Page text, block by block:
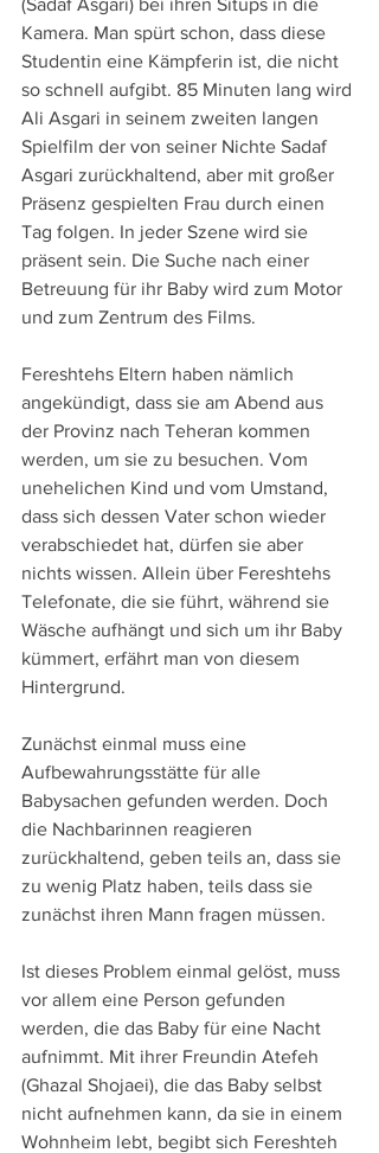
(Sadaf Asgari) bei ihren Situps in die
Kamera. Man spürt schon, dass diese
Studentin eine Kämpferin ist, die nicht
so schnell aufgibt. 85 Minuten lang wird
Ali Asgari in seinem zweiten langen
Spielfilm der von seiner Nichte Sadaf
Asgari zurückhaltend, aber mit großer
Präsenz gespielten Frau durch einen
Tag folgen. In jeder Szene wird sie
präsent sein. Die Suche nach einer
Betreuung für ihr Baby wird zum Motor
und zum Zentrum des Films.
Fereshtehs Eltern haben nämlich
angekündigt, dass sie am Abend aus
der Provinz nach Teheran kommen
werden, um sie zu besuchen. Vom
unehelichen Kind und vom Umstand,
dass sich dessen Vater schon wieder
verabschiedet hat, dürfen sie aber
nichts wissen. Allein über Fereshtehs
Telefonate, die sie führt, während sie
Wäsche aufhängt und sich um ihr Baby
kümmert, erfährt man von diesem
Hintergrund.
Zunächst einmal muss eine
Aufbewahrungsstätte für alle
Babysachen gefunden werden. Doch
die Nachbarinnen reagieren
zurückhaltend, geben teils an, dass sie
zu wenig Platz haben, teils dass sie
zunächst ihren Mann fragen müssen.
Ist dieses Problem einmal gelöst, muss
vor allem eine Person gefunden
werden, die das Baby für eine Nacht
aufnimmt. Mit ihrer Freundin Atefeh
(Ghazal Shojaei), die das Baby selbst
nicht aufnehmen kann, da sie in einem
Wohnheim lebt, begibt sich Fereshteh